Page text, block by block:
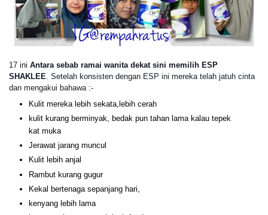
17 ini Antara sebab ramai wanita dekat sini memilih ESP
SHAKLEE. Setelah konsisten dengan ESP ini mereka telah jatuh cinta
dan mengakui bahawa :-
Kulit mereka lebih sekata,lebih cerah
kulit kurang berminyak, bedak pun tahan lama kalau tepek
kat muka
Jerawat jarang muncul
Kulit lebih anjal
Rambut kurang gugur
Kekal bertenaga sepanjang hari,
kenyang lebih lama